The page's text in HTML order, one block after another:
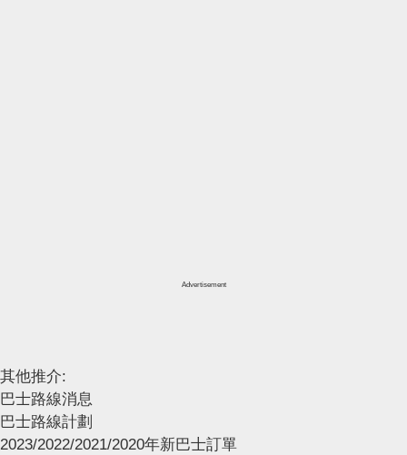
Advertisement
其他推介:
巴士路線消息
巴士路線計劃
2023/2022/2021/2020年新巴士訂單